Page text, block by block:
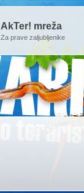
AkTer! mreža
Za prave zaljubljenike